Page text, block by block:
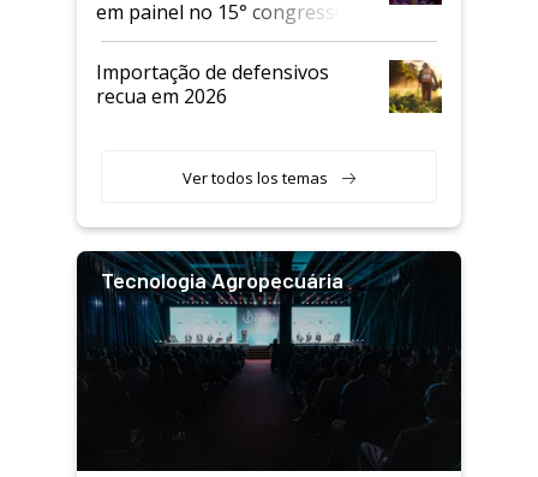
em painel no 15° congresso
Andav
Importação de defensivos
recua em 2026
Ver todos los temas
Tecnologia Agropecuária